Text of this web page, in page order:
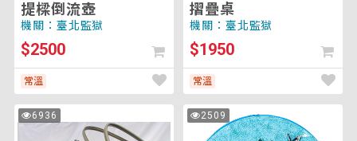
提樑倒流壺
機關：臺北監獄
$2500
常溫
摺疊桌
機關：臺北監獄
$1950
常溫
6936
次
方
2509
次
木